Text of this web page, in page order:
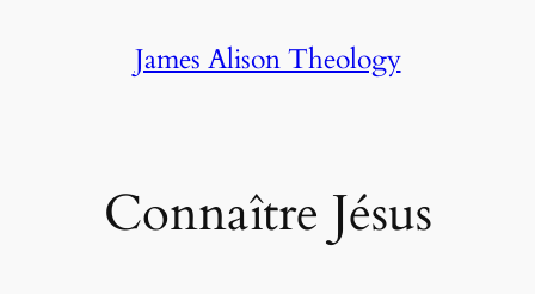
James Alison Theology
Connaître Jésus